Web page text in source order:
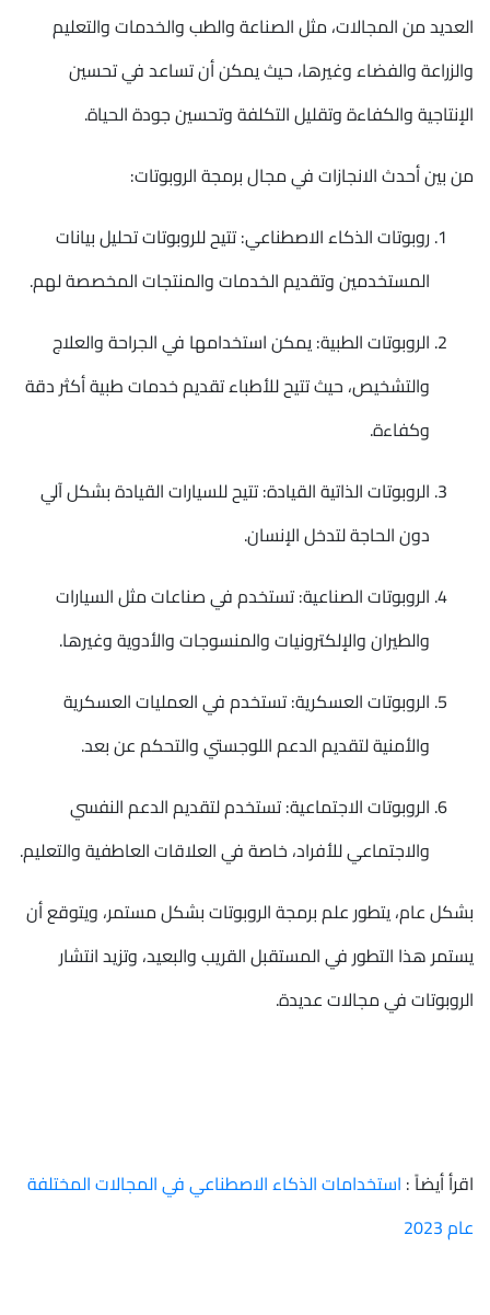
العديد من المجالات، مثل الصناعة والطب والخدمات والتعليم
والزراعة والفضاء وغيرها، حيث يمكن أن تساعد في تحسين
الإنتاجية والكفاءة وتقليل التكلفة وتحسين جودة الحياة.
من بين أحدث الانجازات في مجال برمجة الروبوتات:
روبوتات الذكاء الاصطناعي: تتيح للروبوتات تحليل بيانات
المستخدمين وتقديم الخدمات والمنتجات المخصصة لهم.
الروبوتات الطبية: يمكن استخدامها في الجراحة والعلاج
والتشخيص، حيث تتيح للأطباء تقديم خدمات طبية أكثر دقة
وكفاءة.
الروبوتات الذاتية القيادة: تتيح للسيارات القيادة بشكل آلي
دون الحاجة لتدخل الإنسان.
الروبوتات الصناعية: تستخدم في صناعات مثل السيارات
والطيران والإلكترونيات والمنسوجات والأدوية وغيرها.
الروبوتات العسكرية: تستخدم في العمليات العسكرية
والأمنية لتقديم الدعم اللوجستي والتحكم عن بعد.
الروبوتات الاجتماعية: تستخدم لتقديم الدعم النفسي
والاجتماعي للأفراد، خاصة في العلاقات العاطفية والتعليم.
بشكل عام، يتطور علم برمجة الروبوتات بشكل مستمر، ويتوقع أن
يستمر هذا التطور في المستقبل القريب والبعيد، وتزيد انتشار
الروبوتات في مجالات عديدة.
اقرأ أيضاً : استخدامات الذكاء الاصطناعي في المجالات المختلفة
عام 2023